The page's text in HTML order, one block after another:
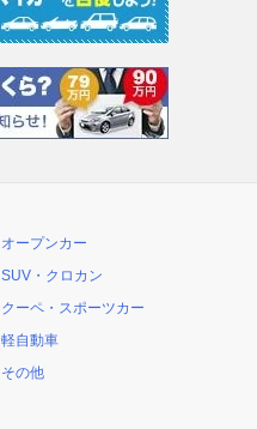
オープンカー
SUV・クロカン
クーペ・スポーツカー
軽自動車
その他